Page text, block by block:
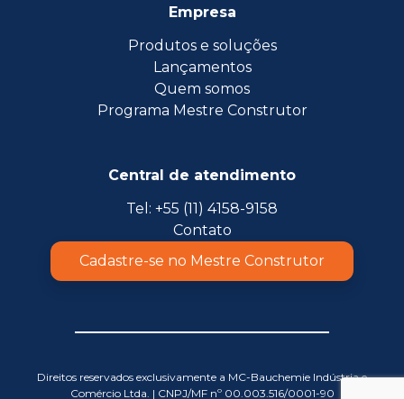
Empresa
Produtos e soluções
Lançamentos
Quem somos
Programa Mestre Construtor
Central de atendimento
Tel: +55 (11) 4158-9158
Contato
Cadastre-se no Mestre Construtor
Direitos reservados exclusivamente a MC-Bauchemie Indústria e
Comércio Ltda. | CNPJ/MF nº 00.003.516/0001-90